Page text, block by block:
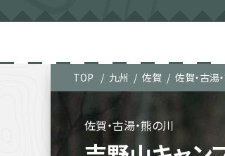
TOP 九州 佐賀 佐賀・古湯
佐賀・古湯・熊の川